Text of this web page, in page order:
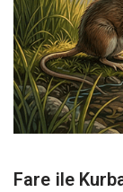
Fare ile